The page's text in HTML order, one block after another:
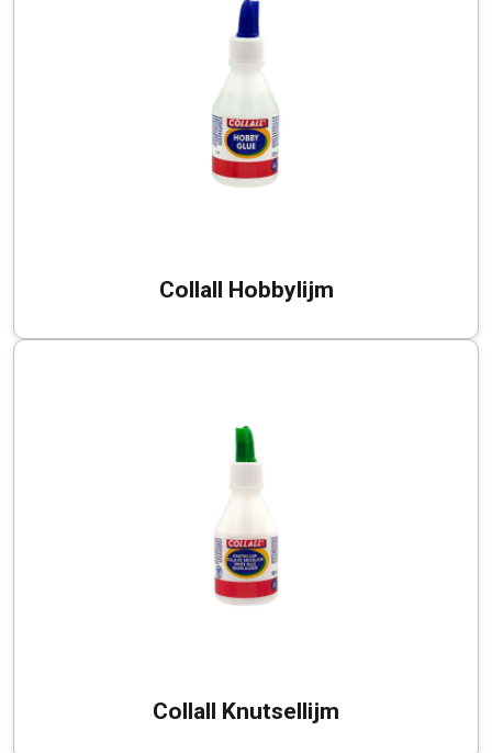
Collall Hobbylijm
Collall Knutsellijm